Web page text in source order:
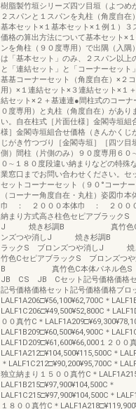
樹脂製竹垣シリーズ四ツ目垣（よつめ
２スパンと１スパンを丸柱（角度自在
基本セット×１基本セット×１例１）３
価格の算出方法について基本セット×
ンを角柱（９０度専用）で出隅（入隅
は「基本セット」のみ、２スパン以上
と「連結セット」と「コーナーセット
基基コーナーセット（角度自在）×２
用）×１連結セット×３連結セット×１
結セット×２＋基連連●間柱式のコーナ
０度専用）と丸柱（角度自在）があり
い。自在柱式［片面仕様］金閣寺垣組
様］金閣寺垣組合せ価格（きんかくじ
じがき竹つづり［金閣寺垣］［四ツ目
側）間柱（片側のみ）９０度専用６０
０∼１８０度段違い納まりなどの特殊
業窓口までお問い合わせください。セ
セットコーナーセット（９０°コーナ
（コーナー角度自在・丸柱）姿図巾
巾 ： ２０００本体巾 ： ２００
納まり方式高さ柱色セピアブラックS
J 焼き杉調B 真竹色Cセピ
ンズつや消しJ 焼き杉調B
ラックS ブロンズつや消
竹色CセピアブラックS ブロンズ
B 真竹色C本体パネル色
JB CS JB Cセット記号価格価格セ
記号価格価格セット記号価格価格ブロ
LALF1A206□¥56,100¥62,700C＊
LALF1C206□¥49,500¥52,800C＊
００真竹C＊
LALF1B209□¥60,500¥64,900C＊
LALF1D209□¥61,600¥66,000１２００
LALF1A212□¥104,500¥115,500C＊
＊LALF1C212□¥90,200¥95,700C＊
独立納まり１５００真竹C＊
LALF1B215□¥97,900¥104,500C＊
LALF1C215□¥97,900¥104,500C＊
１８００真竹C＊